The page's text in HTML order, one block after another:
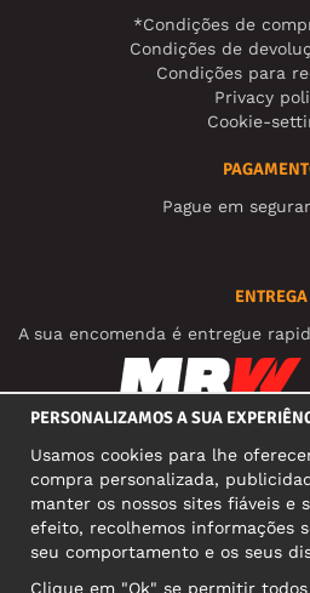
*Condições de
Condições de
Condições para
Privacy
Cookie-
Pague em
ENTREGA
A sua encomenda é entregue
MORADA
PERSONALIZAMOS A SUA
Usamos cookies para lhe
compra personalizada,
manter os nossos sites fiáveis e
efeito, recolhemos informações
seu comportamento e os seus
Clique em "Ok" se permitir